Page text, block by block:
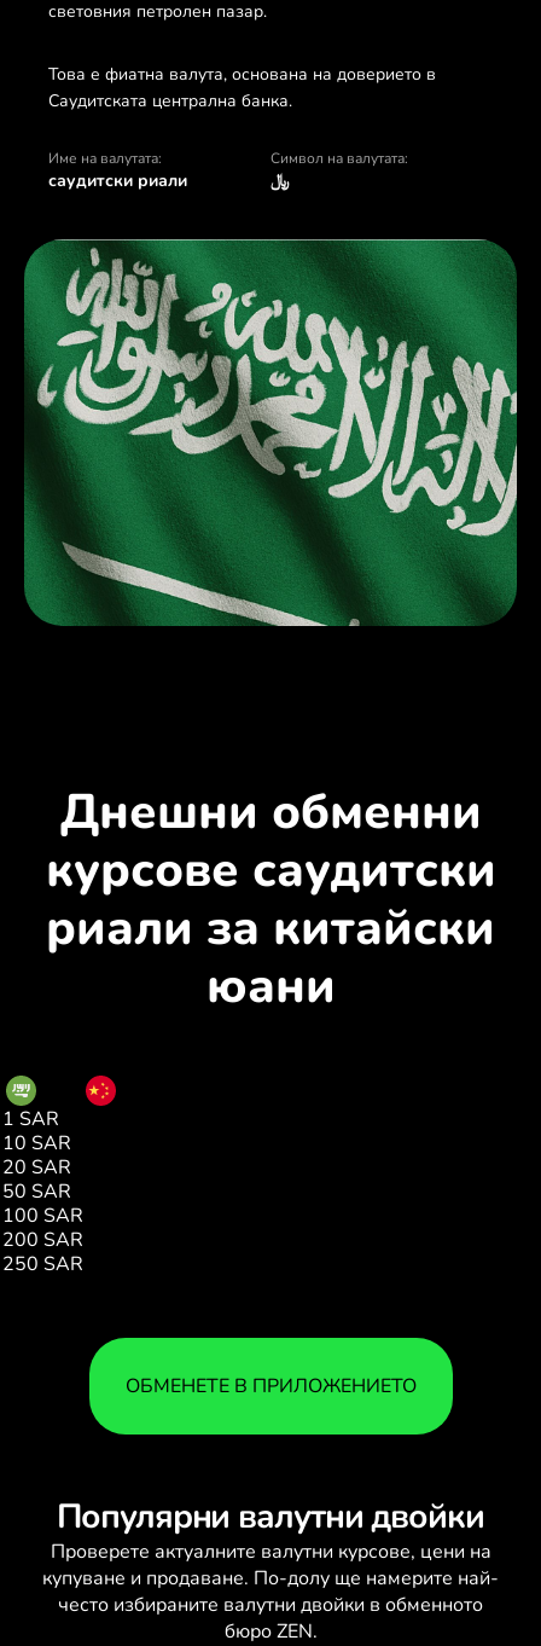
световния петролен пазар.
Това е фиатна валута, основана на доверието в
Саудитската централна банка.
Име на валутата:
саудитски риали
Символ на валутата:
﷼
Днешни обменни
курсове саудитски
риали за китайски
юани
SAR
1 SAR
10 SAR
20 SAR
50 SAR
100 SAR
200 SAR
250 SAR
ОБМЕНЕТЕ В ПРИЛОЖЕНИЕТО
Популярни валутни двойки
Проверете актуалните валутни курсове, цени на
купуване и продаване. По-долу ще намерите най-
често избираните валутни двойки в обменното
бюро ZEN.